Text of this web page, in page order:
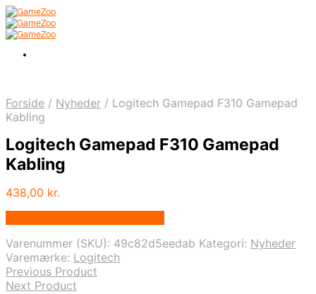
Forside / Nyheder / Logitech Gamepad F310 Gamepad
Kabling
Logitech Gamepad F310 Gamepad
Kabling
438,00 kr.
Varenummer (SKU): 49c82d5eedab Kategori: Nyheder
Varemærke: Logitech
Previous Product
Next Product